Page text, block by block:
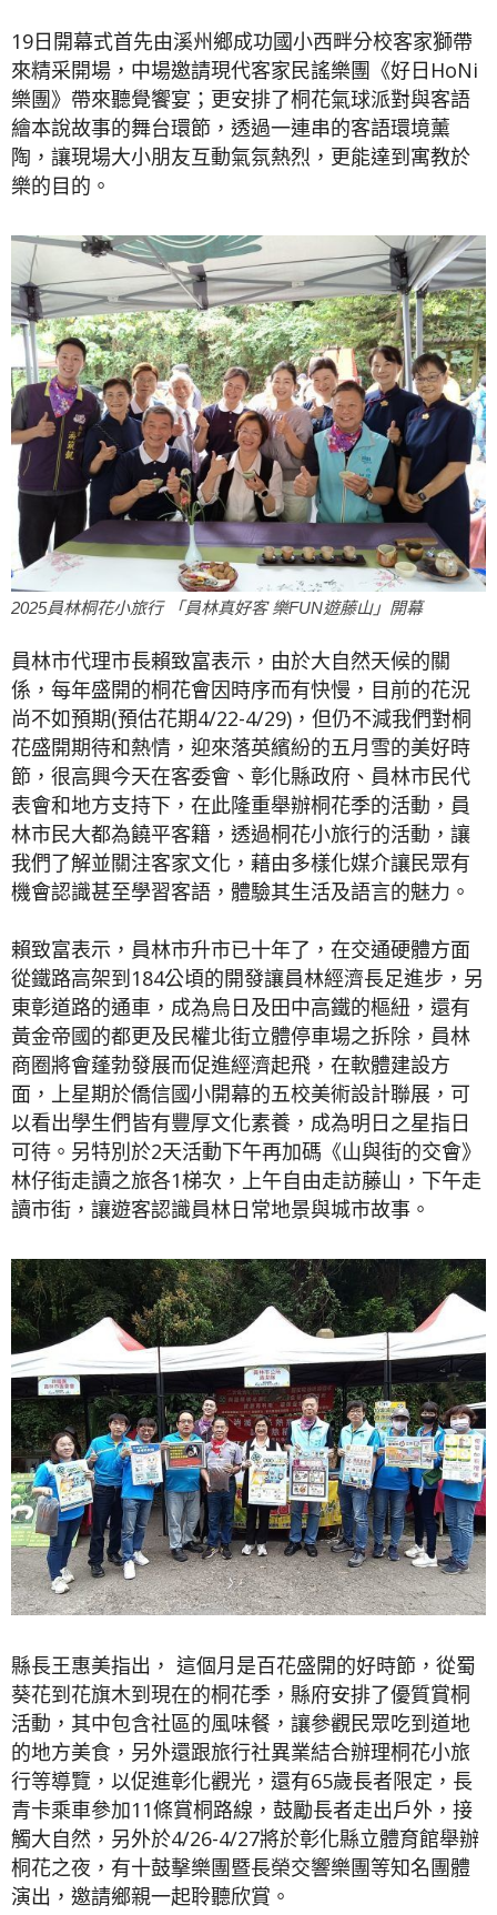
19日開幕式首先由溪州鄉成功國小西畔分校客家獅帶
來精采開場，中場邀請現代客家民謠樂團《好日HoNi
樂團》帶來聽覺饗宴；更安排了桐花氣球派對與客語
繪本說故事的舞台環節，透過一連串的客語環境薰
陶，讓現場大小朋友互動氣氛熱烈，更能達到寓教於
樂的目的。
2025員林桐花小旅行 「員林真好客 樂FUN遊藤山」開幕
員林市代理市長賴致富表示，由於大自然天候的關
係，每年盛開的桐花會因時序而有快慢，目前的花況
尚不如預期(預估花期4/22-4/29)，但仍不減我們對桐
花盛開期待和熱情，迎來落英繽紛的五月雪的美好時
節，很高興今天在客委會、彰化縣政府、員林市民代
表會和地方支持下，在此隆重舉辦桐花季的活動，員
林市民大都為饒平客籍，透過桐花小旅行的活動，讓
我們了解並關注客家文化，藉由多樣化媒介讓民眾有
機會認識甚至學習客語，體驗其生活及語言的魅力。
賴致富表示，員林市升市已十年了，在交通硬體方面
從鐵路高架到184公頃的開發讓員林經濟長足進步，另
東彰道路的通車，成為烏日及田中高鐵的樞紐，還有
黃金帝國的都更及民權北街立體停車場之拆除，員林
商圈將會蓬勃發展而促進經濟起飛，在軟體建設方
面，上星期於僑信國小開幕的五校美術設計聯展，可
以看出學生們皆有豐厚文化素養，成為明日之星指日
可待。另特別於2天活動下午再加碼《山與街的交會》
林仔街走讀之旅各1梯次，上午自由走訪藤山，下午走
讀市街，讓遊客認識員林日常地景與城市故事。
縣長王惠美指出， 這個月是百花盛開的好時節，從蜀
葵花到花旗木到現在的桐花季，縣府安排了優質賞桐
活動，其中包含社區的風味餐，讓參觀民眾吃到道地
的地方美食，另外還跟旅行社異業結合辦理桐花小旅
行等導覽，以促進彰化觀光，還有65歲長者限定，長
青卡乘車參加11條賞桐路線，鼓勵長者走出戶外，接
觸大自然，另外於4/26-4/27將於彰化縣立體育館舉辦
桐花之夜，有十鼓擊樂團暨長榮交響樂團等知名團體
演出，邀請鄉親一起聆聽欣賞。